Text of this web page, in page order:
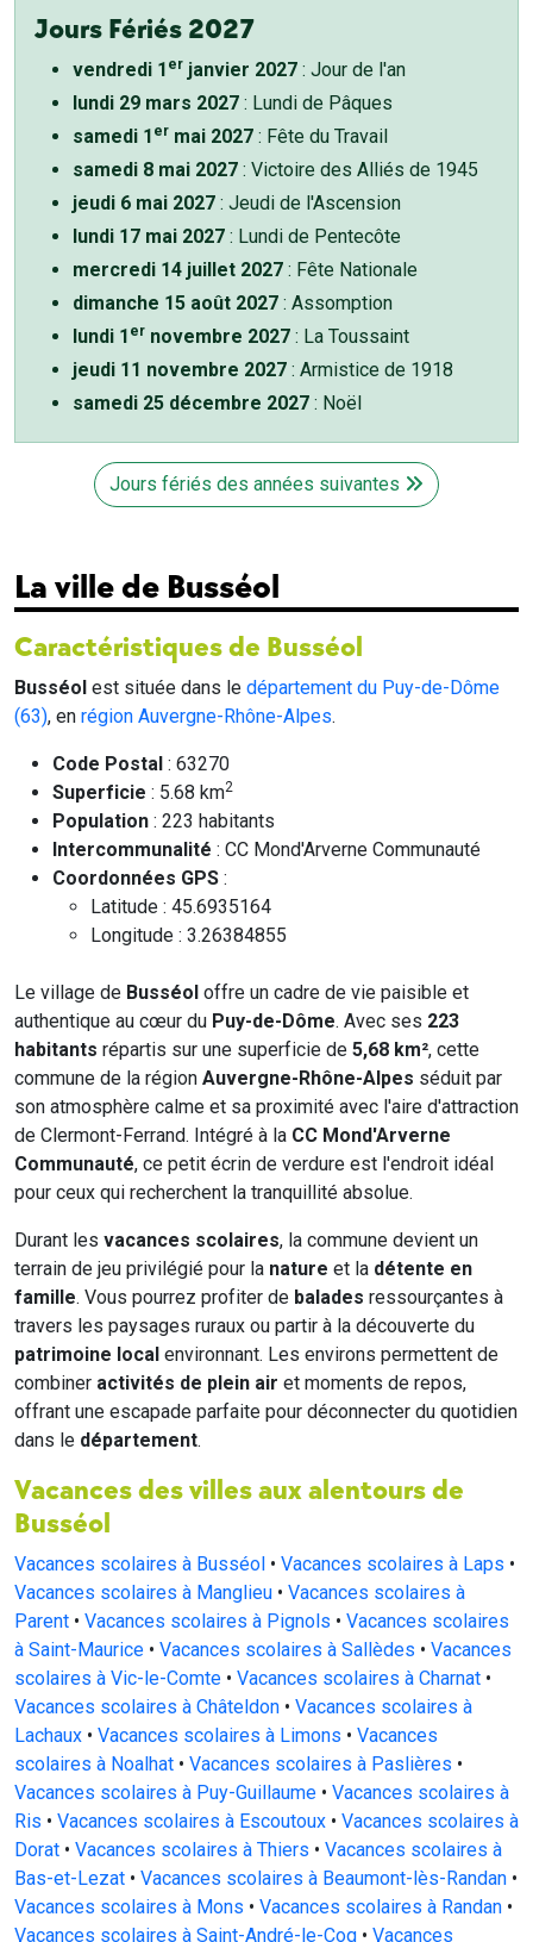
Jours Fériés 2027
vendredi 1 er janvier 2027 : Jour de l'an
lundi 29 mars 2027 : Lundi de Pâques
samedi 1 er mai 2027 : Fête du Travail
samedi 8 mai 2027 : Victoire des Alliés de 1945
jeudi 6 mai 2027 : Jeudi de l'Ascension
lundi 17 mai 2027 : Lundi de Pentecôte
mercredi 14 juillet 2027 : Fête Nationale
dimanche 15 août 2027 : Assomption
lundi 1 er novembre 2027 : La Toussaint
jeudi 11 novembre 2027 : Armistice de 1918
samedi 25 décembre 2027 : Noël
Jours fériés des années suivantes
La ville de Busséol
Caractéristiques de Busséol
Busséol est située dans le département du Puy-de-Dôme
(63), en région Auvergne-Rhône-Alpes.
Code Postal : 63270
Superficie : 5.68 km2
Population : 223 habitants
Intercommunalité : CC Mond'Arverne Communauté
Coordonnées GPS :
Latitude : 45.6935164
Longitude : 3.26384855
Le village de Busséol offre un cadre de vie paisible et
authentique au cœur du Puy-de-Dôme. Avec ses 223
habitants répartis sur une superficie de 5,68 km², cette
commune de la région Auvergne-Rhône-Alpes séduit par
son atmosphère calme et sa proximité avec l'aire d'attraction
de Clermont-Ferrand. Intégré à la CC Mond'Arverne
Communauté, ce petit écrin de verdure est l'endroit idéal
pour ceux qui recherchent la tranquillité absolue.
Durant les vacances scolaires, la commune devient un
terrain de jeu privilégié pour la nature et la détente en
famille. Vous pourrez profiter de balades ressourçantes à
travers les paysages ruraux ou partir à la découverte du
patrimoine local environnant. Les environs permettent de
combiner activités de plein air et moments de repos,
offrant une escapade parfaite pour déconnecter du quotidien
dans le département.
Vacances des villes aux alentours de
Busséol
Vacances scolaires à Busséol • Vacances scolaires à Laps •
Vacances scolaires à Manglieu • Vacances scolaires à
Parent • Vacances scolaires à Pignols • Vacances scolaires
à Saint-Maurice • Vacances scolaires à Sallèdes • Vacances
scolaires à Vic-le-Comte • Vacances scolaires à Charnat •
Vacances scolaires à Châteldon • Vacances scolaires à
Lachaux • Vacances scolaires à Limons • Vacances
scolaires à Noalhat • Vacances scolaires à Paslières •
Vacances scolaires à Puy-Guillaume • Vacances scolaires à
Ris • Vacances scolaires à Escoutoux • Vacances scolaires à
Dorat • Vacances scolaires à Thiers • Vacances scolaires à
Bas-et-Lezat • Vacances scolaires à Beaumont-lès-Randan •
Vacances scolaires à Mons • Vacances scolaires à Randan •
Vacances scolaires à Saint-André-le-Coq • Vacances